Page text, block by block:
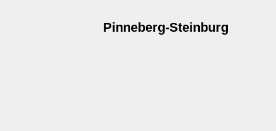
Pinneberg-Steinburg